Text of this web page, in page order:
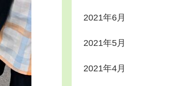
2021年6月
2021年5月
2021年4月